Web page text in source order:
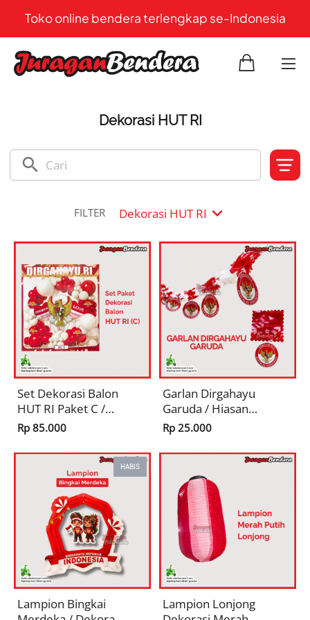
Toko online bendera terlengkap se-Indonesia
Dekorasi HUT RI
search
FILTER Dekorasi HUT RI expand_more
Set Dekorasi Balon
HUT RI Paket C /
Hiasan 17
Agustusan Pernak
Pernik Merah Putih
Kemerdekaan
Rp 85.000
Garlan Dirgahayu
Garuda / Hiasan
Dekorasi 17
Agustusan Pernak
Pernik Merah Putih
Rp 25.000
HABIS
Lampion Bingkai
Lampion Lonjong